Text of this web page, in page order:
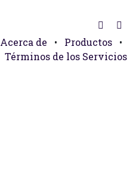
Acerca de • Productos
•
Términos de los Servicios